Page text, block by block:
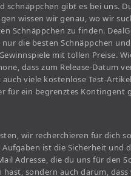
schnäppchen gibt es bei uns.
wissen wir genau, wo wir
Schnäppchen zu finden.
die besten Schnäppchen und
mit tollen Preise.
dass zum Release-Datum
viele kostenlose Test-
für ein begrenztes Kontingent
wir recherchieren für dich
ist die Sicherheit und
Adresse, die du uns für den
sondern auch darum, dass